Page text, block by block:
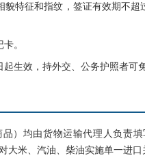
征和指纹，签证有效期不超
。
效，持外交、公务护照者可免
均由货物运输代理人负责填
大米、汽油、柴油实施单一进